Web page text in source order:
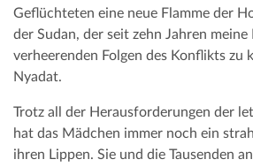
Geflüchteten eine neue Flamme der
der Sudan, der seit zehn Jahren
verheerenden Folgen des Konflikts zu
Nyadat.
Trotz all der Herausforderungen der
hat das Mädchen immer noch ein
ihren Lippen. Sie und die Tausenden